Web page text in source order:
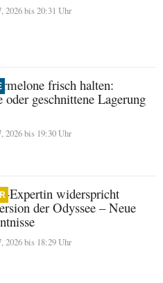
2026 bis 20:31 Uhr
frisch halten:
oder geschnittene Lagerung
2026 bis 19:30 Uhr
Expertin widerspricht
der Odyssee – Neue
2026 bis 18:29 Uhr